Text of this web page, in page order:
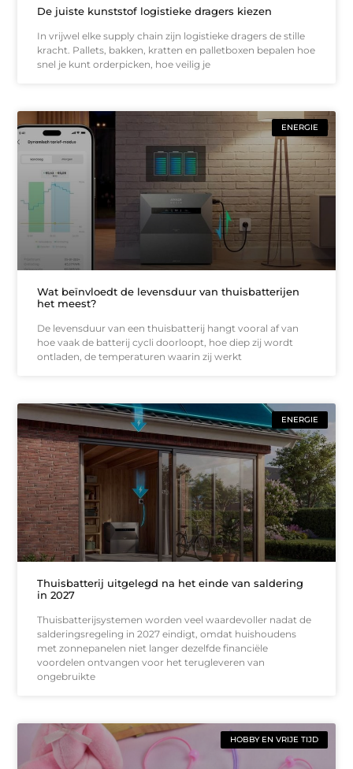
De juiste kunststof logistieke dragers kiezen
In vrijwel elke supply chain zijn logistieke dragers de stille
kracht. Pallets, bakken, kratten en palletboxen bepalen hoe
snel je kunt orderpicken, hoe veilig je
ENERGIE
Wat beïnvloedt de levensduur van thuisbatterijen
het meest?
De levensduur van een thuisbatterij hangt vooral af van
hoe vaak de batterij cycli doorloopt, hoe diep zij wordt
ontladen, de temperaturen waarin zij werkt
ENERGIE
Thuisbatterij uitgelegd na het einde van saldering
in 2027
Thuisbatterijsystemen worden veel waardevoller nadat de
salderingsregeling in 2027 eindigt, omdat huishoudens
met zonnepanelen niet langer dezelfde financiële
voordelen ontvangen voor het terugleveren van
ongebruikte
HOBBY EN VRIJE TIJD